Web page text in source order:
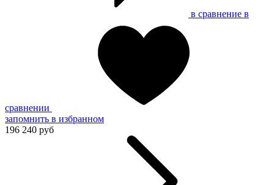
в сравнение в
сравнении
запомнить в избранном
196 240 руб